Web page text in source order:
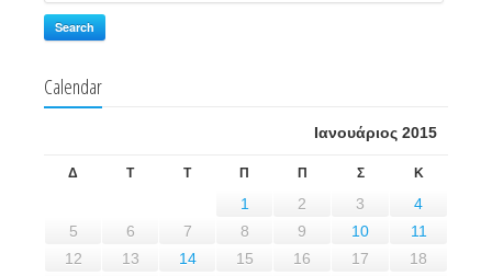
Search
Calendar
Ιανουάριος 2015
Δ Τ Τ Π Π Σ Κ
1 2 3
4
5
6 7 8 9 10
11
12
13 14 15 16 17
18